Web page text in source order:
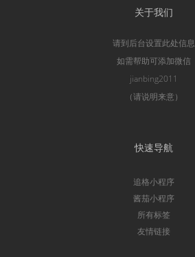
关于我们
请到后台设置此处信息
如需帮助可添加微信
jianbing2011
（请说明来意）
快速导航
追格小程序
酱茄小程序
所有标签
友情链接